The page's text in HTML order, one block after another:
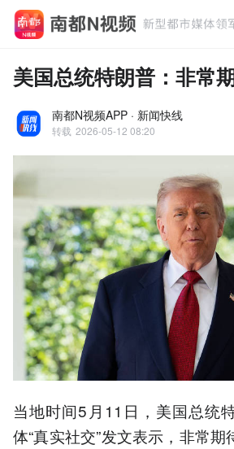
美国总统特朗普：非常
南都N视频APP · 新闻快线
转载 2026-05-12 08:20
当地时间5月11日，美国总统
体“真实社交”发文表示，非常